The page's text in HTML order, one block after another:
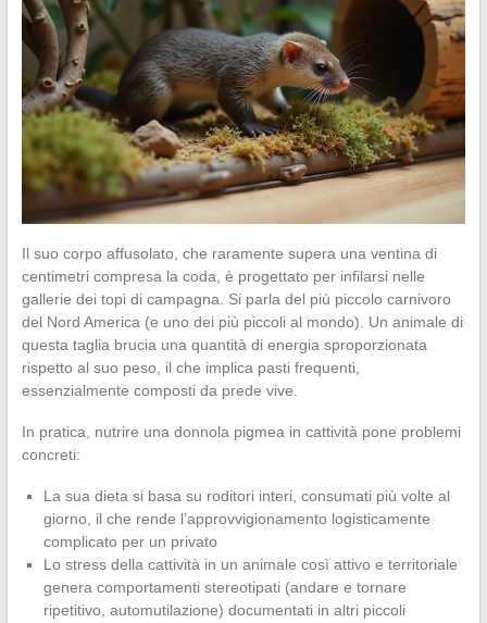
Il suo corpo affusolato, che raramente supera una ventina di
centimetri compresa la coda, è progettato per infilarsi nelle
gallerie dei topi di campagna. Si parla del più piccolo carnivoro
del Nord America (e uno dei più piccoli al mondo). Un animale di
questa taglia brucia una quantità di energia sproporzionata
rispetto al suo peso, il che implica pasti frequenti,
essenzialmente composti da prede vive.
In pratica, nutrire una donnola pigmea in cattività pone problemi
concreti:
La sua dieta si basa su roditori interi, consumati più volte al
giorno, il che rende l’approvvigionamento logisticamente
complicato per un privato
Lo stress della cattività in un animale così attivo e territoriale
genera comportamenti stereotipati (andare e tornare
ripetitivo, automutilazione) documentati in altri piccoli